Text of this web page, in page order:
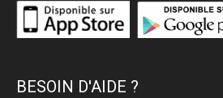
BESOIN D'AIDE ?